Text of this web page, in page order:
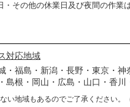
その他の休業日及び夜間の作業
対応地域
・福島・新潟・長野・東京・
島根・岡山・広島・山口・香
い地域もあるのでご了承ください。